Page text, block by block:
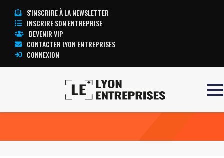
S'INSCRIRE À LA NEWSLETTER
INSCRIRE SON ENTREPRISE
DEVENIR VIP
CONTACTER LYON ENTREPRISES
CONNEXION